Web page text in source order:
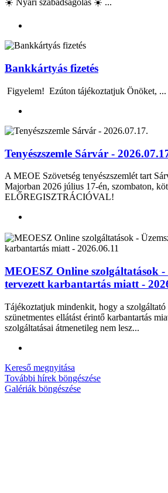
☀️ Nyári szabadságolás ☀️ ...
Bankkártyás fizetés
Figyelem! Ezúton tájékoztatjuk Önöket, ...
Tenyészszemle Sárvár -
A MEOE Szövetség tenyészszemlét tart
Majorban 2026 július 17-én, szombaton,
ELŐREGISZTRÁCIÓVAL!
MEOESZ Online szolgáltatások -
tervezett karbantartás miatt -
Tájékoztatjuk mindenkit, hogy a szolgáltató
szünetmentes ellátást érintő karbantartás
szolgáltatásai átmenetileg nem lesz...
Kereső megnyitása
További hírek böngészése
Galériák böngészése